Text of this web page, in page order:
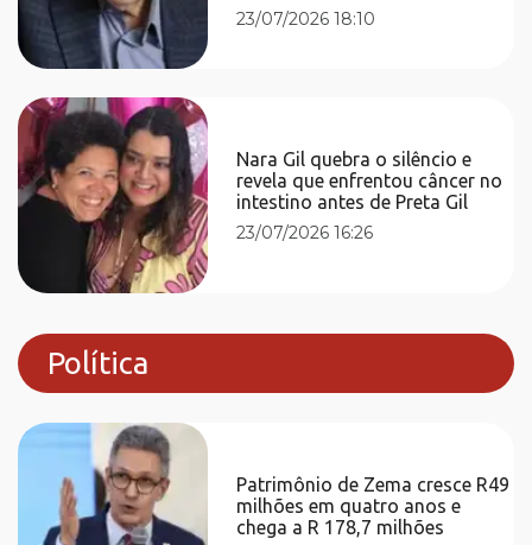
23/07/2026 18:10
Nara Gil quebra o silêncio e
revela que enfrentou câncer no
intestino antes de Preta Gil
23/07/2026 16:26
Política
Patrimônio de Zema cresce R49
milhões em quatro anos e
chega a R 178,7 milhões